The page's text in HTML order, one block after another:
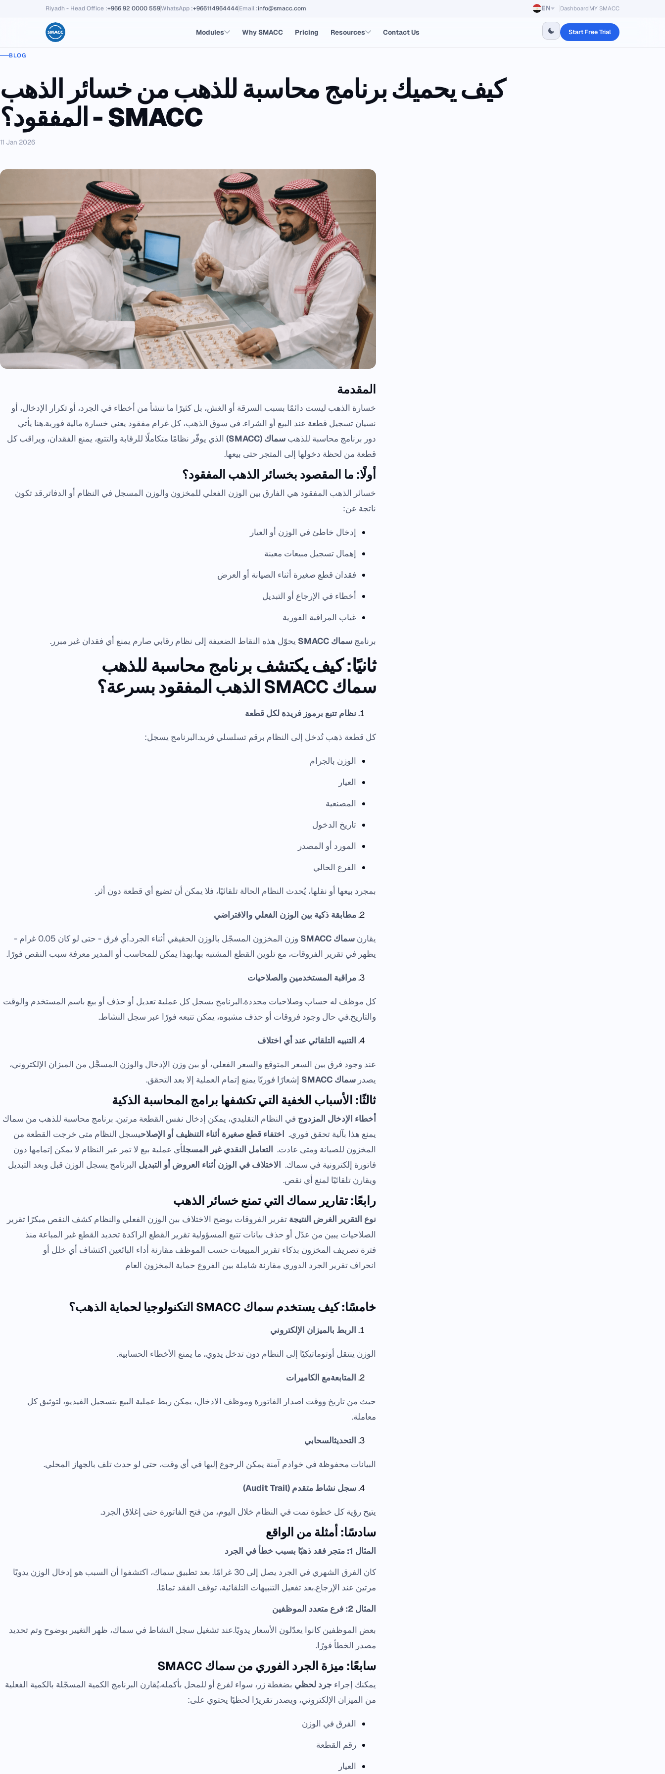
Riyadh - Head Office :+966 92 0000 559WhatsApp :+966114964444Email :info@smacc.com EN Dashboard MY SMACC
Modules Why SMACC Pricing Resources Contact Us Start Free Trial
BLOG
كيف يحميك برنامج محاسبة للذهب من خسائر الذهب
المفقود؟ - SMACC
11 Jan 2026
المقدمة
خسارة الذهب ليست دائمًا بسبب السرقة أو الغش، بل كثيرًا ما تنشأ من أخطاء في الجرد، أو تكرار الإدخال، أو
نسيان تسجيل قطعة عند البيع أو الشراء. في سوق الذهب، كل غرام مفقود يعني خسارة مالية فورية.هنا يأتي
دور برنامج محاسبة للذهب سماك (SMACC)
الذي يوفّر نظامًا متكاملًا للرقابة والتتبع، يمنع الفقدان، ويراقب كل
قطعة من لحظة دخولها إلى المتجر حتى بيعها.
أولًا: ما المقصود بخسائر الذهب المفقود؟
خسائر الذهب المفقود هي الفارق بين الوزن الفعلي للمخزون والوزن المسجل في النظام أو الدفاتر.قد تكون
ناتجة عن:
إدخال خاطئ في الوزن أو العيار
إهمال تسجيل مبيعات معينة
فقدان قطع صغيرة أثناء الصيانة أو العرض
أخطاء في الإرجاع أو التبديل
غياب المراقبة الفورية
برنامج سماك SMACC يحوّل هذه النقاط الضعيفة إلى نظام رقابي صارم يمنع أي فقدان غير مبرر.
ثانيًا: كيف يكتشف برنامج محاسبة للذهب
سماك SMACC الذهب المفقود بسرعة؟
نظام تتبع برموز فريدة لكل قطعة
كل قطعة ذهب تُدخل إلى النظام برقم تسلسلي فريد.البرنامج يسجل:
الوزن بالجرام
العيار
المصنعية
تاريخ الدخول
المورد أو المصدر
الفرع الحالي
بمجرد بيعها أو نقلها، يُحدث النظام الحالة تلقائيًا، فلا يمكن أن تضيع أي قطعة دون أثر.
مطابقة ذكية بين الوزن الفعلي والافتراضي
يقارن سماك SMACC
وزن المخزون المسجّل بالوزن الحقيقي أثناء الجرد.أي فرق - حتى لو كان 0.05 غرام -
يظهر في تقرير الفروقات، مع تلوين القطع المشتبه بها.بهذا يمكن للمحاسب أو المدير معرفة سبب النقص فورًا.
مراقبة المستخدمين والصلاحيات
كل موظف له حساب وصلاحيات محددة.البرنامج يسجل كل عملية تعديل أو حذف أو بيع باسم المستخدم والوقت
والتاريخ.في حال وجود فروقات أو حذف مشبوه، يمكن تتبعه فورًا عبر سجل النشاط.
التنبيه التلقائي عند أي اختلاف
عند وجود فرق بين السعر المتوقع والسعر الفعلي، أو بين وزن الإدخال والوزن المسجَّل من الميزان الإلكتروني،
يصدر سماك SMACC إشعارًا فوريًا يمنع إتمام العملية إلا بعد التحقق.
ثالثًا: الأسباب الخفية التي تكشفها برامج المحاسبة الذكية
أخطاء الإدخال المزدوج في النظام التقليدي، يمكن إدخال نفس القطعة مرتين. برنامج محاسبة للذهب من سماك
يمنع هذا بآلية تحقق فوري. اختفاء قطع صغيرة أثناء التنظيف أو الإصلاحيسجل النظام متى خرجت القطعة من
المخزون للصيانة ومتى عادت. التعامل النقدي غير المسجلأي عملية بيع لا تمر عبر النظام لا يمكن إتمامها دون
فاتورة إلكترونية في سماك. الاختلاف في الوزن أثناء العروض أو التبديل البرنامج يسجل الوزن قبل وبعد التبديل
ويقارن تلقائيًا لمنع أي نقص.
رابعًا: تقارير سماك التي تمنع خسائر الذهب
نوع التقرير الغرض النتيجة تقرير الفروقات يوضح الاختلاف بين الوزن الفعلي والنظام كشف النقص مبكرًا تقرير
الصلاحيات يبين من عدّل أو حذف بيانات تتبع المسؤولية تقرير القطع الراكدة تحديد القطع غير المباعة منذ
فترة تصريف المخزون بذكاء تقرير المبيعات حسب الموظف مقارنة أداء البائعين اكتشاف أي خلل أو
انحراف تقرير الجرد الدوري مقارنة شاملة بين الفروع حماية المخزون العام
خامسًا: كيف يستخدم سماك SMACC التكنولوجيا لحماية الذهب؟
الربط بالميزان الإلكتروني
الوزن ينتقل أوتوماتيكيًا إلى النظام دون تدخل يدوي، ما يمنع الأخطاء الحسابية.
المتابعةمع الكاميرات
حيث من تاريخ ووقت اصدار الفاتورة وموظف الادخال، يمكن ربط عملية البيع بتسجيل الفيديو، لتوثيق كل
معاملة.
التحديثالسحابي
البيانات محفوظة في خوادم آمنة يمكن الرجوع إليها في أي وقت، حتى لو حدث تلف بالجهاز المحلي.
سجل نشاط متقدم (Audit Trail)
يتيح رؤية كل خطوة تمت في النظام خلال اليوم، من فتح الفاتورة حتى إغلاق الجرد.
سادسًا: أمثلة من الواقع
المثال 1: متجر فقد ذهبًا بسبب خطأ في الجرد
كان الفرق الشهري في الجرد يصل إلى 30 غرامًا. بعد تطبيق سماك، اكتشفوا أن السبب هو إدخال الوزن يدويًا
مرتين عند الإرجاع.بعد تفعيل التنبيهات التلقائية، توقف الفقد تمامًا.
المثال 2: فرع متعدد الموظفين
بعض الموظفين كانوا يعدّلون الأسعار يدويًا.عند تشغيل سجل النشاط في سماك، ظهر التغيير بوضوح وتم تحديد
مصدر الخطأ فورًا.
سابعًا: ميزة الجرد الفوري من سماك SMACC
يمكنك إجراء جرد لحظي بضغطة زر، سواء لفرع أو للمحل بأكمله.يُقارن البرنامج الكمية المسجّلة بالكمية الفعلية
من الميزان الإلكتروني، ويصدر تقريرًا لحظيًا يحتوي على:
الفرق في الوزن
رقم القطعة
العيار